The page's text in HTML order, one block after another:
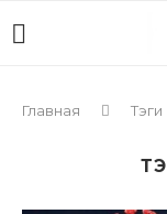
Главная Тэги